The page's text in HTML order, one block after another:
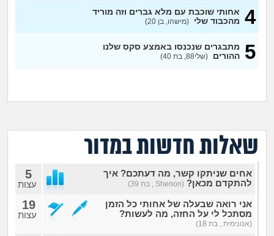
עבודה וקריירה
מה שעובר עליי
שומרים על הגוף
4 אחותי שוכבת עם מלא גברים וזה מוריד
מהכבוד שלי (מישהו, בן 20)
5
מתבגרים שנכנסו באמצע סקס שלנו
ההורים (שלי88, בת 40)
שאלות חדשות במדור
אחים שניתקו קשר, מה דעתכם? איך
להתקדם מכאן? (Shenon , בת 39)
5
עצות
אני רואה שבעלה של אחותי כל הזמן
מסתכל לי על החזה, מה לעשות?
(אנונימית , בת 18)
19
עצות